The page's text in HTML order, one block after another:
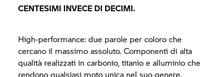
CENTESIMI INVECE DI DECIMI.
High-performance: due parole per coloro che
cercano il massimo assoluto. Componenti di alta
qualità realizzati in carbonio, titanio e alluminio che
rendono qualsiasi moto unica nel suo genere.